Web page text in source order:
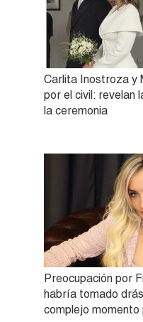
Carlita Inostroza y
por el civil: revelan
la ceremonia
Preocupación por
habría tomado
complejo momento